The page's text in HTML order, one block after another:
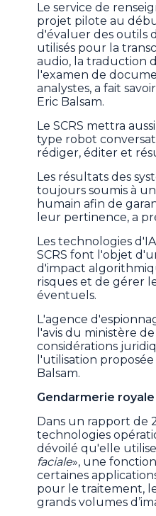
Le service de
projet pilote au
d'évaluer des outils
utilisés pour la
audio, la traduction
l'examen de
analystes, a fait
Eric Balsam.
Le SCRS mettra
type robot
rédiger, éditer et
Les résultats des
toujours soumis à
humain afin de
leur pertinence, a
Les technologies
SCRS font l'objet
d'impact
risques et de gérer
éventuels.
L'agence
l'avis du ministère
considérations
l'utilisation
Balsam.
Gendarmerie royale
Dans un rapport de
technologies
dévoilé qu'elle utilise
faciale», une
certaines
pour le traitement,
grands volumes